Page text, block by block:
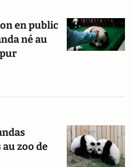
en public
né au
zoo de